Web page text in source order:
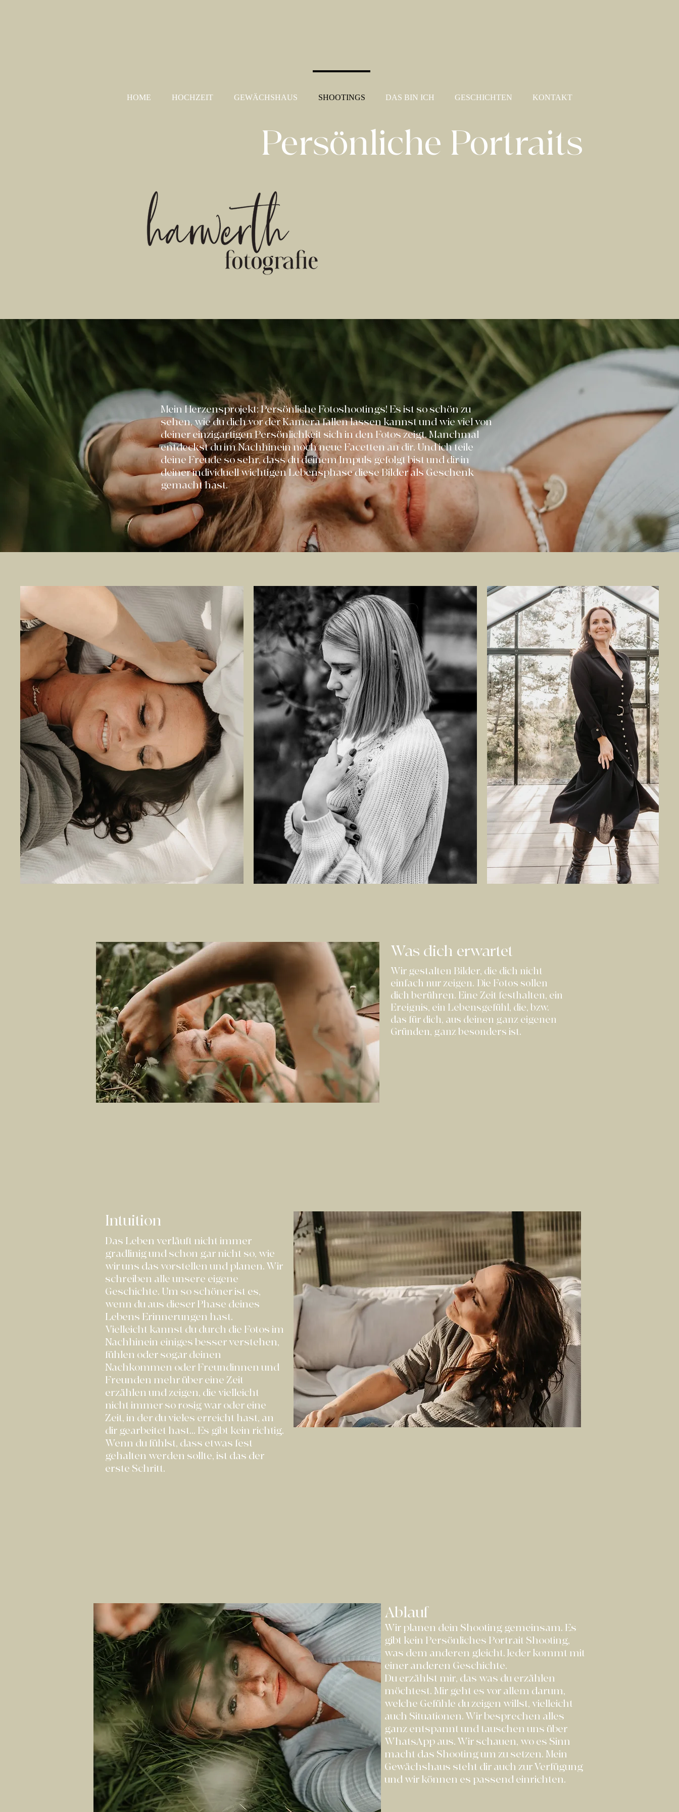
Persönliche Portraits
Mein Herzensprojekt: Persönliche Fotoshootings! Es ist so schön zu
sehen, wie du dich vor der Kamera fallen lassen kannst und wie viel von
deiner einzigartigen Persönlichkeit sich in den Fotos zeigt. Manchmal
entdeckst du im Nachhinein noch neue Facetten an dir. Und ich teile
deine Freude so sehr, dass du deinem Impuls gefolgt bist und dir in
deiner individuell wichtigen Lebensphase diese Bilder als Geschenk
gemacht hast.
Was dich erwartet
Wir gestalten Bilder, die dich nicht
einfach nur zeigen. Die Fotos sollen
dich berühren. Eine Zeit festhalten, ein
Ereignis, ein Lebensgefühl, die, bzw.
das für dich, aus deinen ganz eigenen
Gründen, ganz besonders ist.
Intuition
Das Leben verläuft nicht immer
gradlinig und schon gar nicht so, wie
wir uns das vorstellen und planen. Wir
schreiben alle unsere eigene
Geschichte. Um so schöner ist es,
wenn du aus dieser Phase deines
Lebens Erinnerungen hast.
Vielleicht kannst du durch die Fotos im
Nachhinein einiges besser verstehen,
fühlen oder sogar deinen
Nachkommen oder Freundinnen und
Freunden mehr über eine Zeit
erzählen und zeigen, die vielleicht
nicht immer so rosig war oder eine
Zeit, in der du vieles erreicht hast, an
dir gearbeitet hast... Es gibt kein richtig.
Wenn du fühlst, dass etwas fest
gehalten werden sollte, ist das der
erste Schritt.
Ablauf
Wir planen dein Shooting gemeinsam. Es
gibt kein Persönliches Portrait Shooting,
was dem anderen gleicht. Jeder kommt mit
einer anderen Geschichte.
Du erzählst mir, das was du erzählen
möchtest. Mir geht es vor allem darum,
welche Gefühle du zeigen willst, vielleicht
auch Situationen. Wir besprechen alles
ganz entspannt und tauschen uns über
WhatsApp aus. Wir schauen, wo es Sinn
macht das Shooting um zu setzen. Mein
Gewächshaus steht dir auch zur Verfügung
und wir können es passend einrichten.
HOME HOCHZEIT GEWÄCHSHAUS SHOOTINGS DAS BIN ICH GESCHICHTEN KONTAKT